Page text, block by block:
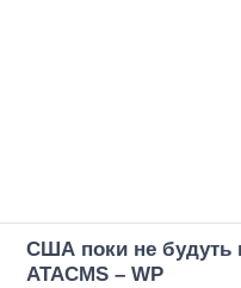
США поки не будуть
ATACMS – WP